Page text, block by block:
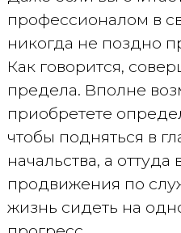
профессионалом в
никогда не поздно
Как говорится,
предела. Вполне
приобретете
чтобы подняться в
начальства, а
продвижения по
жизнь сидеть на